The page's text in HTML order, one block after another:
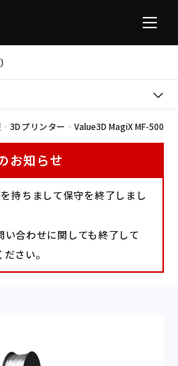
- 3Dプリンター - Value3D MagiX MF-500
お知らせ
持ちまして保守を終了しまし
合わせに関しても終了して
さい。